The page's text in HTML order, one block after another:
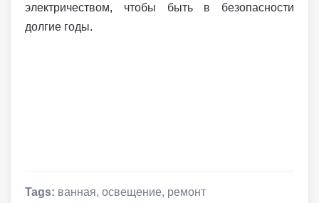
электричеством, чтобы быть в безопасности
долгие годы.
Tags: ванная, освещение, ремонт